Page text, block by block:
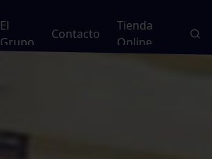
El
Grupo
Contacto
Tienda
Online